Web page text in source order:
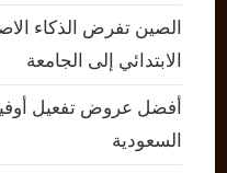
الصين تفرض الذكاء
الابتدائي إلى الجامعة
السعودية